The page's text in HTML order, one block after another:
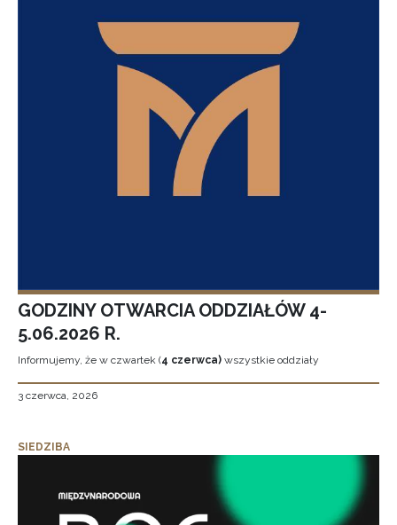
GODZINY OTWARCIA ODDZIAŁÓW 4-
5.06.2026 R.
Informujemy, że w czwartek (4 czerwca) wszystkie oddziały
3 czerwca, 2026
SIEDZIBA